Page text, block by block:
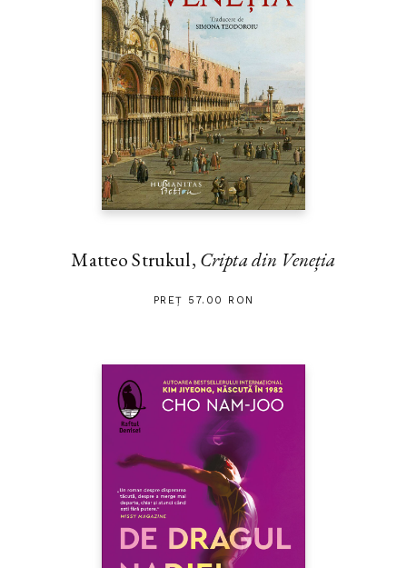
Matteo Strukul, Cripta din Veneția
PREȚ 57.00 RON